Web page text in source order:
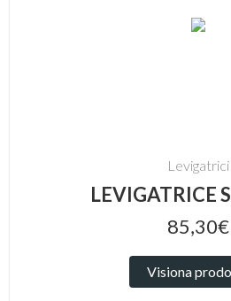
Levigatrici
LEVIGATRICE
85,30€
Visiona